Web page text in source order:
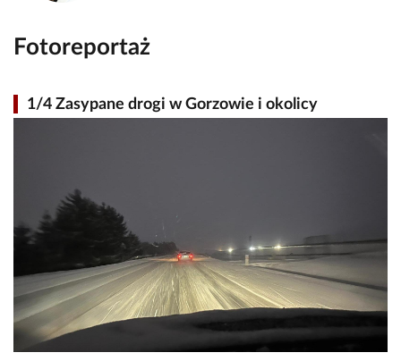
Fotoreportaż
1/4 Zasypane drogi w Gorzowie i okolicy